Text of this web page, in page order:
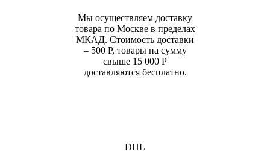
Мы осуществляем доставку
товара по Москве в пределах
МКАД. Стоимость доставки
– 500 Р, товары на сумму
свыше 15 000 Р
доставляются бесплатно.
DHL